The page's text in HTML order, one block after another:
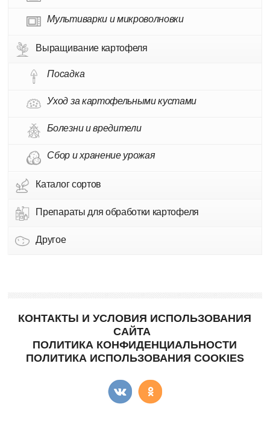
Мультиварки и микроволновки
Выращивание картофеля
Посадка
Уход за картофельными кустами
Болезни и вредители
Сбор и хранение урожая
Каталог сортов
Препараты для обработки картофеля
Другое
КОНТАКТЫ И УСЛОВИЯ ИСПОЛЬЗОВАНИЯ
САЙТА
ПОЛИТИКА КОНФИДЕНЦИАЛЬНОСТИ
ПОЛИТИКА ИСПОЛЬЗОВАНИЯ COOKIES